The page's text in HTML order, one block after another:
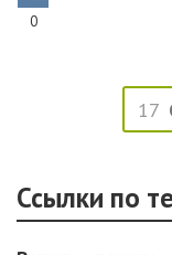
0
17
Ссылки по